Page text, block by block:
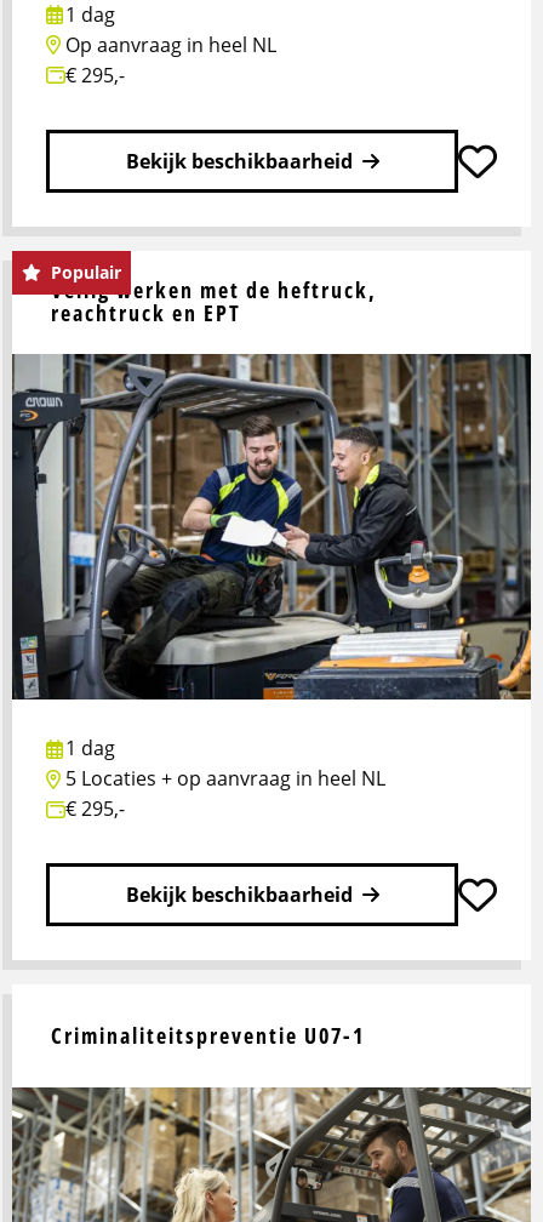
1 dag
Op aanvraag in heel NL
€ 295,-
Bekijk beschikbaarheid
meer
over
Veilig
werken
met
de
heftruck
en/of
reachtruck
en/of
EPT
(Poolstalig)
1 dag
5 Locaties + op aanvraag in heel NL
€ 295,-
Bekijk beschikbaarheid
Populair
Veilig werken met de heftruck,
reachtruck en EPT
over
werken
met
de
heftruck,
reachtruck
Criminaliteitspreventie U07-1